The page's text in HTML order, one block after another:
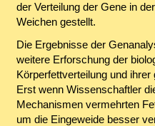
der Verteilung der Gene in
Weichen gestellt.
Die Ergebnisse der
weitere Erforschung der
Körperfettverteilung und
Erst wenn Wissenschaftler
Mechanismen vermehrten
um die Eingeweide besser